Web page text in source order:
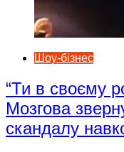
Шоу-бізнес
“Ти в своєму
Мозгова
скандалу